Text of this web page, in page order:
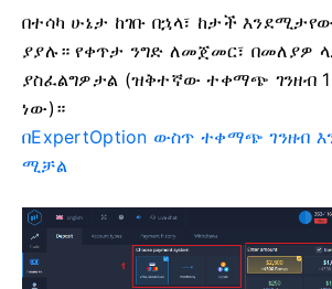
በተሳካ ሁኔታ ከገቡ በኋላ፣ ከታች
ያያሉ። የቀጥታ ንግድ ለመጀመር፣ በመለያዎ
ያስፈልግዎታል (ዝቅተኛው ተቀማጭ ገንዘብ
ነው)።
በExpertOption ውስጥ ተቀማጭ ገንዘብ
ሚቻል